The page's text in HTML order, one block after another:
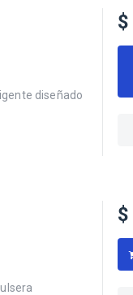
diseñado
$
$